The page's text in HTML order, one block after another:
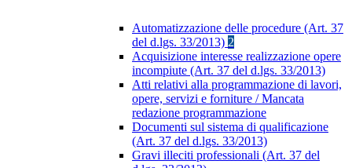
Automatizzazione delle procedure (Art. 37
del d.lgs. 33/2013) 2
Acquisizione interesse realizzazione opere
incompiute (Art. 37 del d.lgs. 33/2013)
Atti relativi alla programmazione di lavori,
opere, servizi e forniture / Mancata
redazione programmazione
Documenti sul sistema di qualificazione
(Art. 37 del d.lgs. 33/2013)
Gravi illeciti professionali (Art. 37 del